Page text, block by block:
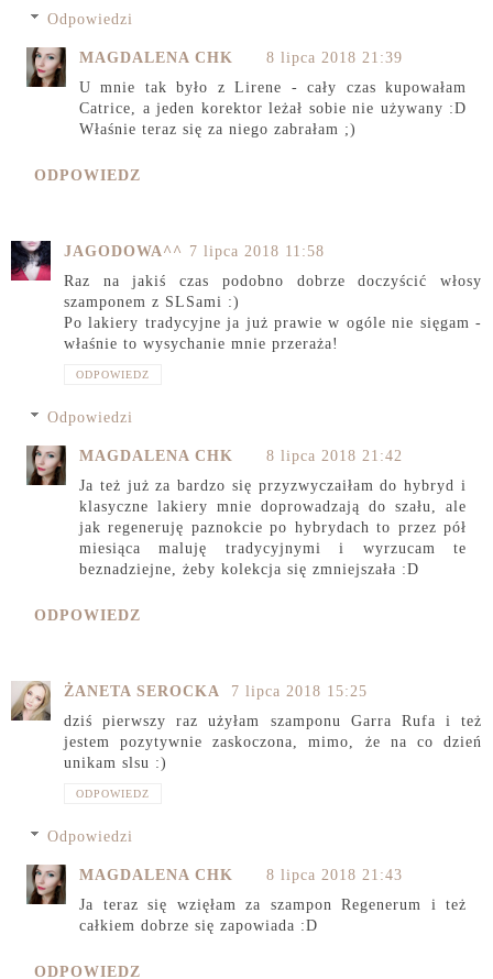
Odpowiedzi
MAGDALENA CHK
8 lipca 2018 21:39
U mnie tak było z Lirene - cały czas kupowałam
Catrice, a jeden korektor leżał sobie nie używany :D
Właśnie teraz się za niego zabrałam ;)
ODPOWIEDZ
JAGODOWA^^ 7 lipca 2018 11:58
Raz na jakiś czas podobno dobrze doczyścić włosy
szamponem z SLSami :)
Po lakiery tradycyjne ja już prawie w ogóle nie sięgam -
właśnie to wysychanie mnie przeraża!
ODPOWIEDZ
Odpowiedzi
MAGDALENA CHK
8 lipca 2018 21:42
Ja też już za bardzo się przyzwyczaiłam do hybryd i
klasyczne lakiery mnie doprowadzają do szału, ale
jak regeneruję paznokcie po hybrydach to przez pół
miesiąca maluję tradycyjnymi i wyrzucam te
beznadziejne, żeby kolekcja się zmniejszała :D
ODPOWIEDZ
ŻANETA SEROCKA
7 lipca 2018 15:25
dziś pierwszy raz użyłam szamponu Garra Rufa i też
jestem pozytywnie zaskoczona, mimo, że na co dzień
unikam slsu :)
ODPOWIEDZ
Odpowiedzi
MAGDALENA CHK
8 lipca 2018 21:43
Ja teraz się wzięłam za szampon Regenerum i też
całkiem dobrze się zapowiada :D
ODPOWIEDZ